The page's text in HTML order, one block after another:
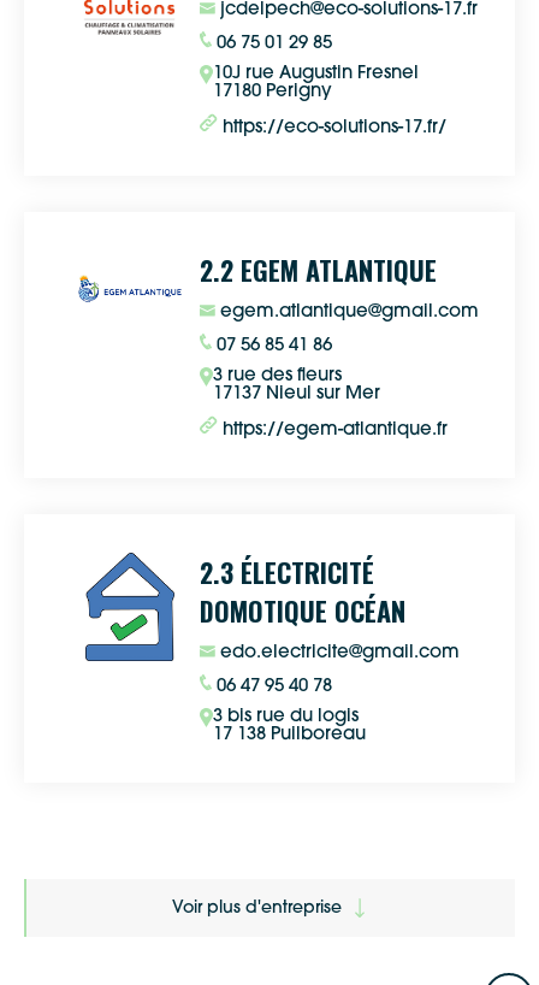
jcdelpech@eco-solutions-17.fr
06 75 01 29 85
10J rue Augustin Fresnel
17180 Perigny
https://eco-solutions-17.fr/
2.2 EGEM ATLANTIQUE
egem.atlantique@gmail.com
07 56 85 41 86
3 rue des fleurs
17137 Nieul sur Mer
https://egem-atlantique.fr
2.3 ÉLECTRICITÉ
DOMOTIQUE OCÉAN
edo.electricite@gmail.com
06 47 95 40 78
3 bis rue du logis
17 138 Puilboreau
Voir plus d'entreprise